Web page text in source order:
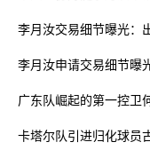
李月汝交易细节曝光：
李月汝申请交易细节曝
广东队崛起的第一控卫
卡塔尔队引进归化球员